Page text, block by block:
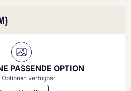
PASSENDE OPTION
Optionen verfügbar